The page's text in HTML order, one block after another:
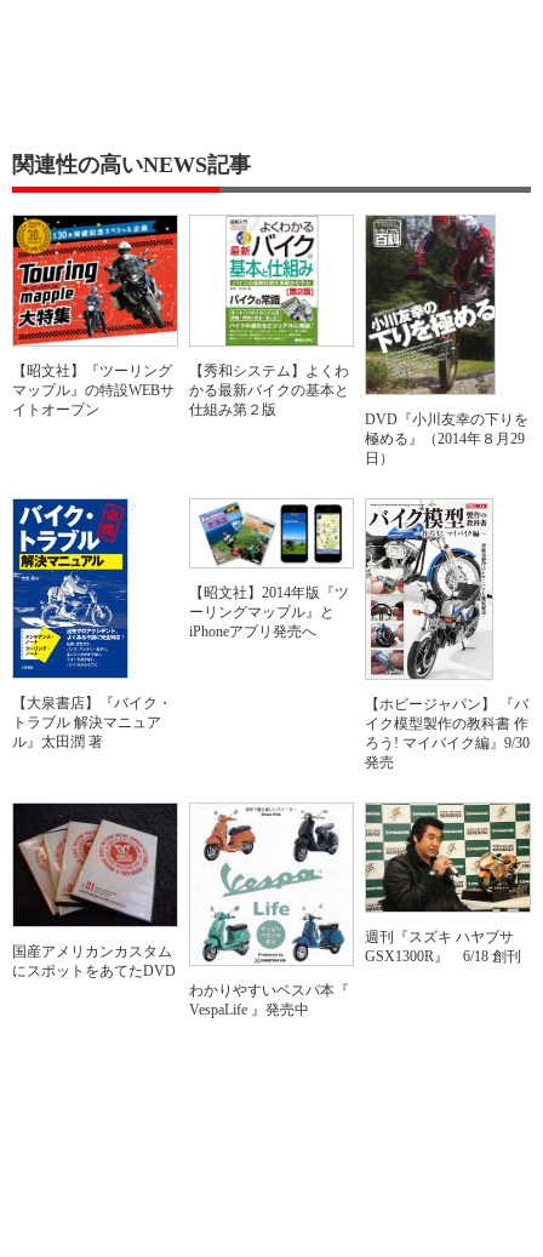
関連性の高いNEWS記事
【昭文社】『ツーリング
マップル』の特設WEBサ
イトオープン
【秀和システム】よくわ
かる最新バイクの基本と
仕組み第２版
DVD『小川友幸の下りを
極める』（2014年８月29
日）
【大泉書店】『バイク・
トラブル 解決マニュア
ル』太田潤 著
【昭文社】2014年版『ツ
ーリングマップル』と
iPhoneアプリ発売へ
【ホビージャパン】 『バ
イク模型製作の教科書 作
ろう! マイバイク編』9/30
発売
国産アメリカンカスタム
にスポットをあてたDVD
わかりやすいベスパ本『
VespaLife 』発売中
週刊『スズキ ハヤブサ
GSX1300R』 6/18 創刊